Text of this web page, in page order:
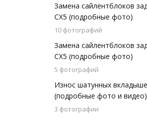
Замена сайлентблоков
СХ5 (подробные фото)
10 фотографий
Замена сайлентблоков
СХ5 (подробные фото)
5 фотографий
Износ шатунных
(подробные фото и видео)
3 фотографии